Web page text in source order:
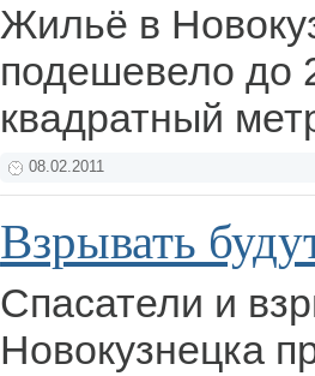
Жильё в
подешевело до
квадратный
08.02.2011
Взрывать
Спасатели и
Новокузнецка